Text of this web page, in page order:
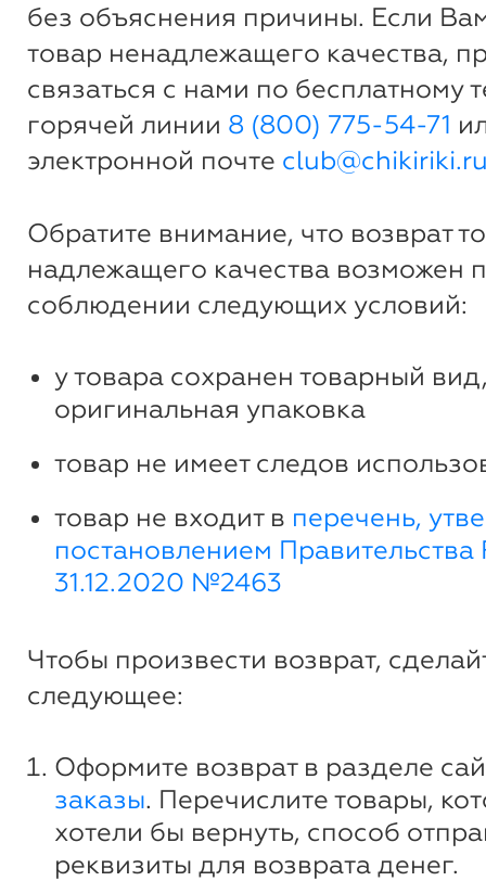
без объяснения причины. Если
товар ненадлежащего качества,
связаться с нами по бесплатному
горячей линии 8 (800) 775-54-71
электронной почте
Обратите внимание, что возврат
надлежащего качества возможен
соблюдении следующих условий:
у товара сохранен товарный
оригинальная упаковка
товар не имеет следов
товар не входит в перечень,
постановлением Правительства
31.12.2020 №2463
Чтобы произвести возврат,
следующее:
Оформите возврат в разделе
заказы. Перечислите товары,
хотели бы вернуть, способ
реквизиты для возврата денег.